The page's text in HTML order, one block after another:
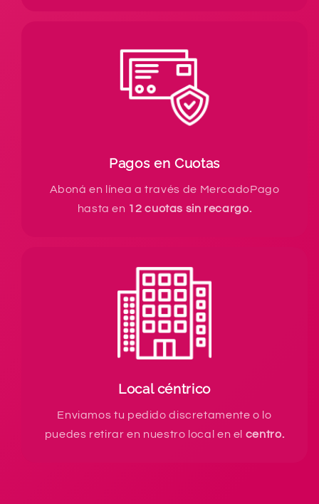
Pagos en Cuotas
Aboná en línea a través de MercadoPago
hasta en 12 cuotas sin recargo.
Local céntrico
Enviamos tu pedido discretamente o lo
puedes retirar en nuestro local en el centro.